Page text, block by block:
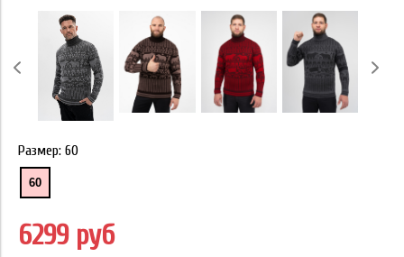
Размер: 60
60
6299 руб